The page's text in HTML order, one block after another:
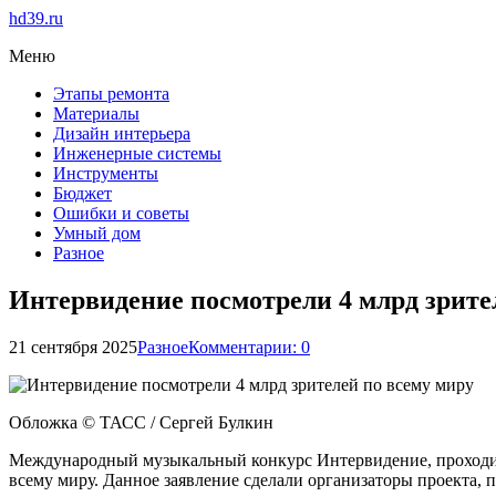
hd39.ru
Меню
Этапы ремонта
Материалы
Дизайн интерьера
Инженерные системы
Инструменты
Бюджет
Ошибки и советы
Умный дом
Разное
Интервидение посмотрели 4 млрд
21 сентября 2025РазноеКомментарии: 0
Обложка © ТАСС / Сергей Булкин
Международный музыкальный конкурс Интервидение,
всему миру. Данное заявление сделали организаторы